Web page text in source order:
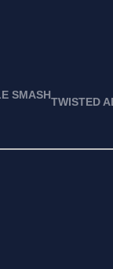
SMASH
TWISTED